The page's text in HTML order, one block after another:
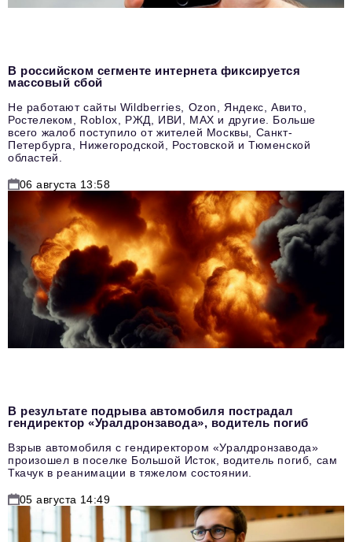
В российском сегменте интернета фиксируется
массовый сбой
Не работают сайты Wildberries, Ozon, Яндекс, Авито,
Ростелеком, Roblox, РЖД, ИВИ, MAX и другие. Больше
всего жалоб поступило от жителей Москвы, Санкт-
Петербурга, Нижегородской, Ростовской и Тюменской
областей.
06 августа 13:58
В результате подрыва автомобиля пострадал
гендиректор «Уралдронзавода», водитель погиб
Взрыв автомобиля с гендиректором «Уралдронзавода»
произошел в поселке Большой Исток, водитель погиб, сам
Ткачук в реанимации в тяжелом состоянии.
05 августа 14:49